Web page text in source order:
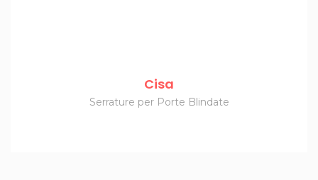
Cisa
Serrature per Porte Blindate